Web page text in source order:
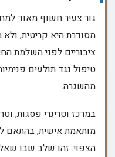
גור צעיר חשוף מאוד
מסודרת היא קריטית,
ציבוריים לפני השלמת
טיפול נגד תולעים
מהשגרה.
במרכז וטרינרי פסגות,
מותאמת אישית, בהתאם
הצפוי. זהו שלב שבו